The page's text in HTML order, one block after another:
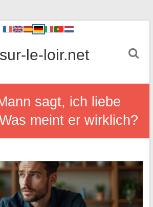
le-loir.net
sagt, ich liebe
meint er wirklich?